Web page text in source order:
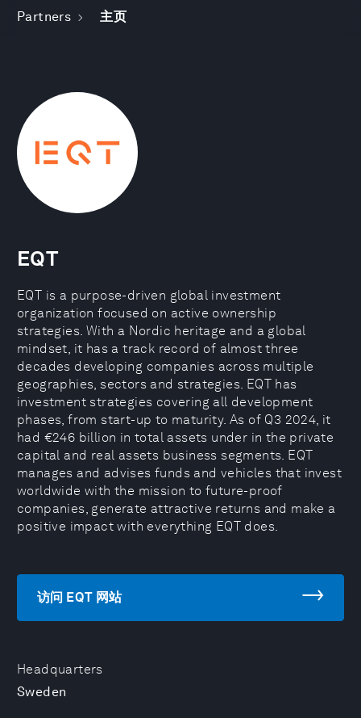
Partners 主页
Headquarters
Sweden
EQT
EQT is a purpose-driven global investment
organization focused on active ownership
strategies. With a Nordic heritage and a global
mindset, it has a track record of almost three
decades developing companies across multiple
geographies, sectors and strategies. EQT has
investment strategies covering all development
phases, from start-up to maturity. As of Q3 2024, it
had €246 billion in total assets under in the private
capital and real assets business segments. EQT
manages and advises funds and vehicles that invest
worldwide with the mission to future-proof
companies, generate attractive returns and make a
positive impact with everything EQT does.
访问 EQT 网站